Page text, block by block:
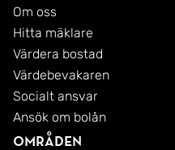
Om oss
Hitta mäklare
Värdera bostad
Värdebevakaren
Socialt ansvar
Ansök om bolån
Områden